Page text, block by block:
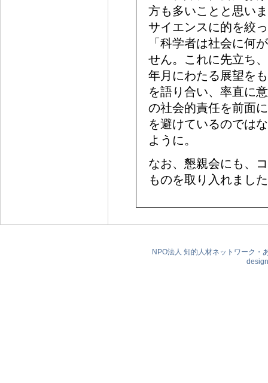
方も多いことと思い
サイエンスに的を絞
「科学者は社会に何
せん。これに先立ち
年月にわたる展望を
を語り合い、率直に
の社会的責任を前面
を避けているのでは
ように。
なお、懇親会にも、
ものを取り入れまし
NPO法人 知的人材ネットワーク